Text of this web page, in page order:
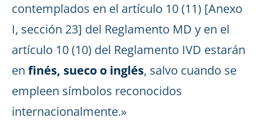
contemplados en el artículo 10 (11) [Anexo
I, sección 23] del Reglamento MD y en el
artículo 10 (10) del Reglamento IVD estarán
en finés, sueco o inglés, salvo cuando se
empleen símbolos reconocidos
internacionalmente.»